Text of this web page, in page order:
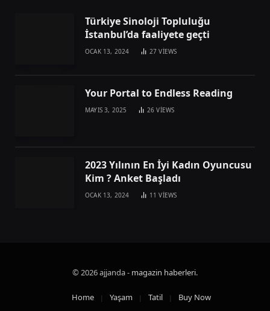
Türkiye Sinoloji Topluluğu
İstanbul’da faaliyete geçti
OCAK 13, 2024 27VIEWS
Your Portal to Endless Reading
MAYIS 3, 2025 26VIEWS
2023 Yılının En İyi Kadın Oyuncusu
Kim ? Anket Başladı
OCAK 13, 2024 11VIEWS
© 2026 ajjanda - magazin haberleri.
Home Yaşam Tatil Buy Now